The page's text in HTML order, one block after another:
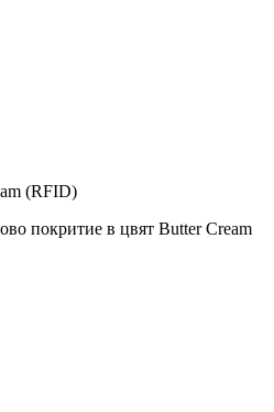
(RFID)
покритие в цвят Butter Cream